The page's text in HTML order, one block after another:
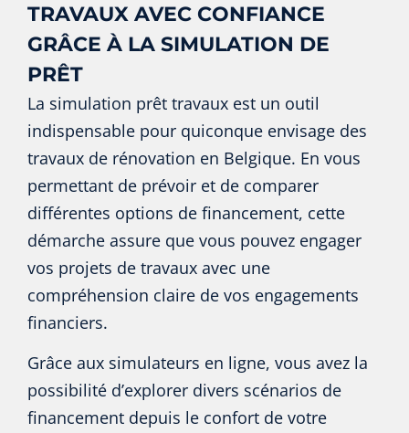
TRAVAUX AVEC CONFIANCE
GRÂCE À LA SIMULATION DE
PRÊT
La simulation prêt travaux est un outil
indispensable pour quiconque envisage des
travaux de rénovation en Belgique. En vous
permettant de prévoir et de comparer
différentes options de financement, cette
démarche assure que vous pouvez engager
vos projets de travaux avec une
compréhension claire de vos engagements
financiers.
Grâce aux simulateurs en ligne, vous avez la
possibilité d’explorer divers scénarios de
financement depuis le confort de votre